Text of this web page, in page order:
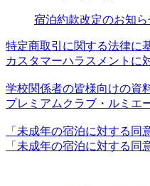
宿泊約款改定のお知ら
特定商取引に関する法律に
カスタマーハラスメントに
学校関係者の皆様向けの資
プレミアムクラブ・ルミエ
「未成年の宿泊に対する同
「未成年の宿泊に対する同